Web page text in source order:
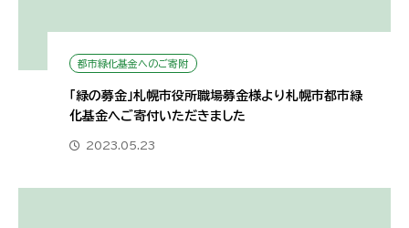
都市緑化基金へのご寄附
「緑の募金」札幌市役所職場募金様より札幌市都市緑
化基金へご寄付いただきました
2023.05.23